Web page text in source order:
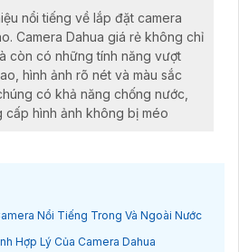
nổi tiếng về lắp đặt camera
Camera Dahua giá rẻ không chỉ
còn có những tính năng vượt
hình ảnh rõ nét và màu sắc
có khả năng chống nước,
hình ảnh không bị méo
Nổi Tiếng Trong Và Ngoài Nước
Hợp Lý Của Camera Dahua